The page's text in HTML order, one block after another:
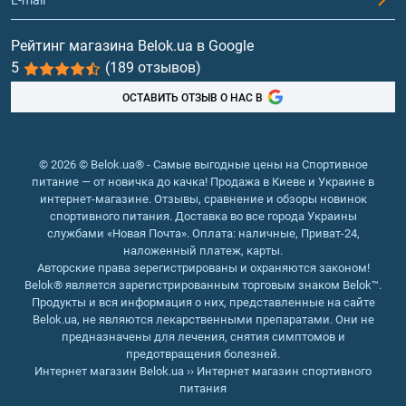
Где купить протеин в Черкассах ?
В специализированном магазине спортивного питания
можно заказать любые виды белковых добавок. В
каталоге представлена продукция лучших
выпуска. Самым недорогим является растительный
протеин, а для наращивания мышечной массы и
похудения рекомендуется выбирать казеин. Он стоит
дороже, но повышает эффективность тренировок и
диет. Доставка протеина по Черкассам возможна на
склад перевозчика.
Витамины и минералы
Рыбий жир, жирные кислоты
Рейтинг магазина Belok.ua в Google
5
(189 отзывов)
ОСТАВИТЬ ОТЗЫВ О НАС В
© 2026 © Belok.ua® - Самые выгодные цены на Спортивное
питание — от новичка до качка! Продажа в Киеве и Украине в
интернет-магазине. Отзывы, сравнение и обзоры новинок
спортивного питания. Доставка во все города Украины
службами «Новая Почта». Оплата: наличные, Приват-24,
наложенный платеж, карты.
Авторские права зерегистрированы и охраняются законом!
Belok® является зарегистрированным торговым знаком Belok™.
Продукты и вся информация о них, представленные на сайте
Belok.ua, не являются лекарственными препаратами. Они не
предназначены для лечения, снятия симптомов и
предотвращения болезней.
Интернет магазин Belok.ua›› Интернет магазин спортивного
питания